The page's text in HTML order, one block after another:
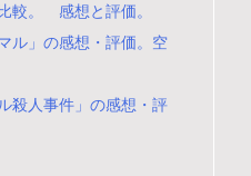
較。 感想と評価。
ル」の感想・評価。空
殺人事件」の感想・評